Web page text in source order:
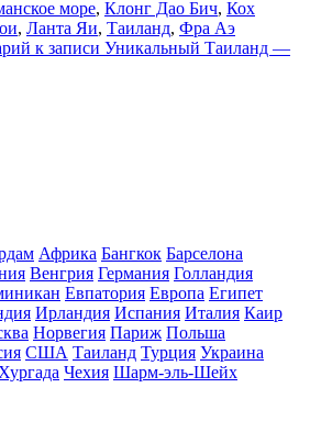
море, Клонг Дао Бич, Кох
, Ланта Яи, Таиланд, Фра Аэ
к записи Уникальный Таиланд —
Африка Бангкок Барселона
Венгрия Германия Голландия
Евпатория Европа Египет
Ирландия Испания Италия Каир
Норвегия Париж Польша
США Таиланд Турция Украина
Чехия Шарм-эль-Шейх